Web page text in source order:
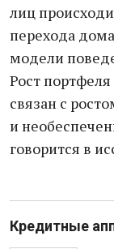
лиц
перехода
модели
Рост
связан с
и
говорится в
Кредитные